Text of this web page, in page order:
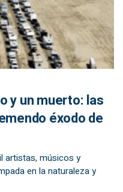
y un muerto: las
éxodo de
artistas, músicos y
en la naturaleza y